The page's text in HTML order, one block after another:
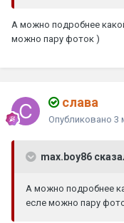
А можно подробнее
можно пару фоток )
слава
Опубликовано 3
max.boy86
А можно подробнее
есле можно пару